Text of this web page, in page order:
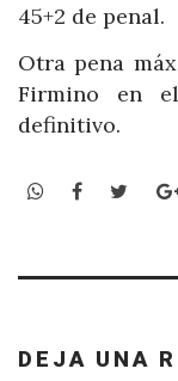
45+2 de penal.
Otra pena
Firmino en
definitivo.
WhatsApp
Facebook
DEJA UNA